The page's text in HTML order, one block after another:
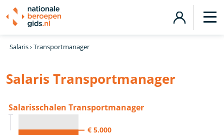
Salaris›Transportmanager
Salaris Transportmanager
Salarisschalen Transportmanager
€ 5.000